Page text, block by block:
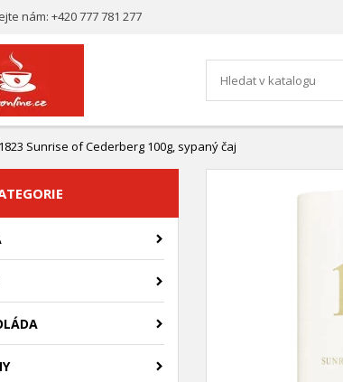
nám: +420 777 781 277
1823 Sunrise of Cederberg 100g, sypaný čaj